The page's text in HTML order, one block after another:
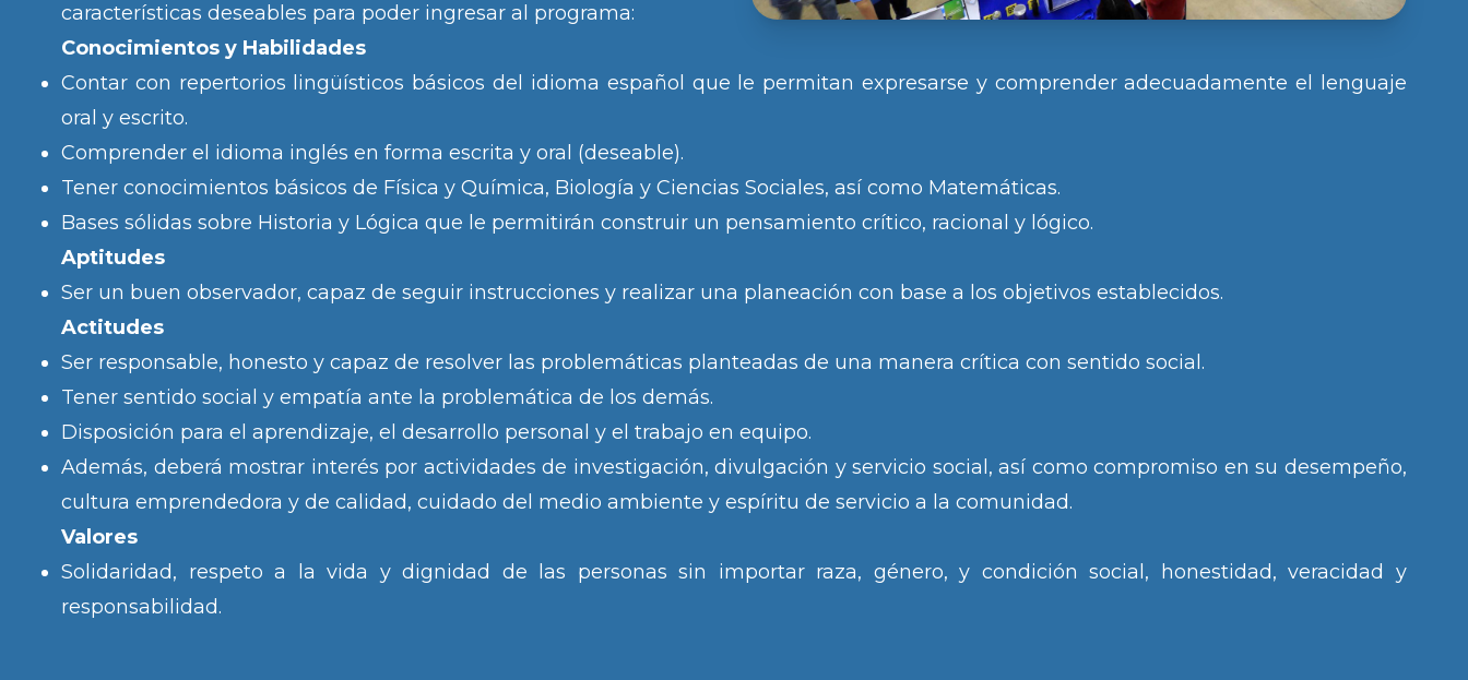
características deseables para poder ingresar al programa:
Conocimientos y Habilidades
Contar con repertorios lingüísticos básicos del idioma español que le permitan expresarse y comprender adecuadamente el lenguaje
oral y escrito.
Comprender el idioma inglés en forma escrita y oral (deseable).
Tener conocimientos básicos de Física y Química, Biología y Ciencias Sociales, así como Matemáticas.
Bases sólidas sobre Historia y Lógica que le permitirán construir un pensamiento crítico, racional y lógico.
Aptitudes
Ser un buen observador, capaz de seguir instrucciones y realizar una planeación con base a los objetivos establecidos.
Actitudes
Ser responsable, honesto y capaz de resolver las problemáticas planteadas de una manera crítica con sentido social.
Tener sentido social y empatía ante la problemática de los demás.
Disposición para el aprendizaje, el desarrollo personal y el trabajo en equipo.
Además, deberá mostrar interés por actividades de investigación, divulgación y servicio social, así como compromiso en su desempeño,
cultura emprendedora y de calidad, cuidado del medio ambiente y espíritu de servicio a la comunidad.
Valores
Solidaridad, respeto a la vida y dignidad de las personas sin importar raza, género, y condición social, honestidad, veracidad y
responsabilidad.